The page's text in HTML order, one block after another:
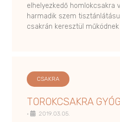
elhelyezkedő homlokcsakra
harmadik szem
csakrán keresztül
CSAKRA
TOROKCSAKRA
• 2019.03.05.